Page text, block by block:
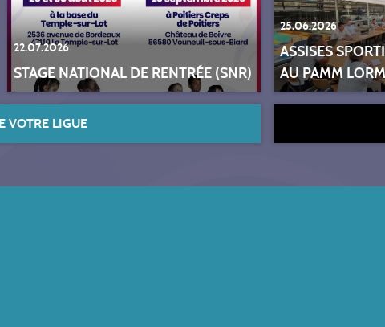
22.07.2026
STAGE NATIONAL DE RENTRÉE (SNR)
25.06.2026
ASSISES
AU PAMM
VOTRE LIGUE